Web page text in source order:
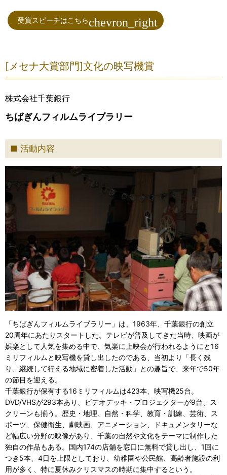
受賞スピーチはこちら
[メセナ大賞部門]文化の映写機賞
株式会社千葉銀行
ちばぎんフィルムライブラリー
活動内容
「ちばぎんフィルムライブラリー」は、1963年、千葉銀行の創立
20周年にあたりスタートした。テレビが普及してきた当時、映画が
娯楽として人気を集める中で、気楽に上映会が行われるようにと16
ミリフィルムと映写機を貸し出したのである、当初より「長く残
り、継続して行える地域に密着した活動」との趣旨で、来年で50年
の節目を迎える。
千葉銀行が保有する16ミリフィルムは423本、映写機25台。
DVD/VHSが293本あり、ビデオデッキ・プロジェクターが9台、ス
クリーンも揃う。歴史・地理、自然・科学、教育・訓練、芸術、ス
ポーツ、保健衛生、劇映画、アニメーション、ドキュメンタリーな
ど幅広い分野の映像があり、千葉の自然や文化をテーマに制作した
独自の作品もある。国内174の店舗を窓口に無料で貸し出し、1回に
つき5本、4日を上限としており、幼稚園や公民館、高齢者施設の利
用が多く、特に夏休みクリスマスの時期に集中するという。